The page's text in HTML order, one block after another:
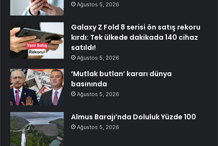
Ağustos 5, 2026
Galaxy Z Fold 8 serisi ön satış rekoru
kırdı: Tek ülkede dakikada 140 cihaz
satıldı!
Ağustos 5, 2026
‘Mutlak butlan’ kararı dünya
basınında
Ağustos 5, 2026
Almus Barajı’nda Doluluk Yüzde 100
Ağustos 5, 2026